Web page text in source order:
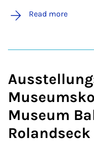
Read more
Museum
Rolandseck